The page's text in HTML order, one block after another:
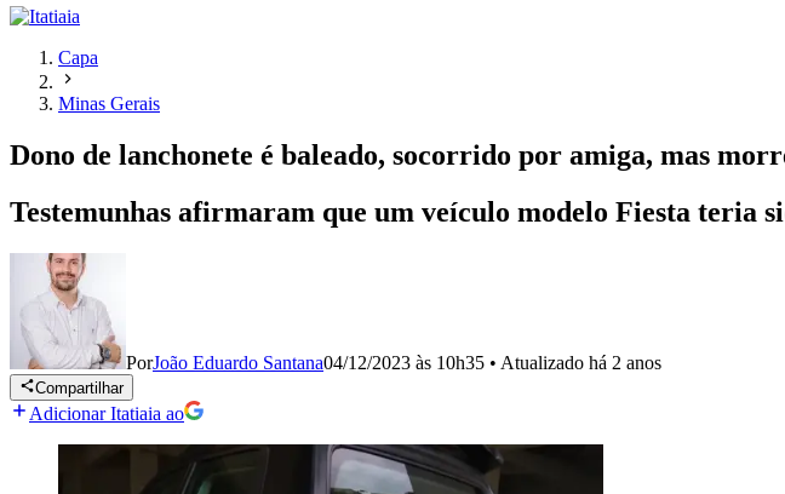
Capa
Minas Gerais
Dono de lanchonete é baleado, socorrido por amiga, mas
Testemunhas afirmaram que um veículo modelo Fiesta teria
PorJoão Eduardo Santana04/12/2023 às 10h35 • Atualizado há 2 anos
Compartilhar
Adicionar Itatiaia ao